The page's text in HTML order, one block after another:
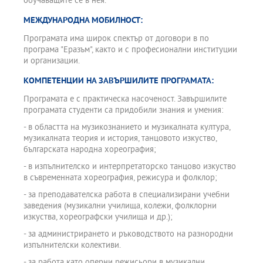
МЕЖДУНАРОДНА МОБИЛНОСТ:
Програмата има широк спектър от договори в по
програма "Еразъм", както и с професионални институции
и организации.
КОМПЕТЕНЦИИ НА ЗАВЪРШИЛИТЕ ПРОГРАМАТА:
Програмата е с практическа насоченост. Завършилите
програмата студенти са придобили знания и умения:
- в областта на музикознанието и музикалната култура,
музикалната теория и история, танцовото изкуство,
българската народна хореография;
- в изпълнителско и интерпретаторско танцово изкуство
в съвременната хореография, режисура и фолклор;
- за преподавателска работа в специализирани учебни
заведения (музикални училища, колежи, фолклорни
изкуства, хореографски училища и др.);
- за администрирането и ръководството на разнородни
изпълнителски колективи.